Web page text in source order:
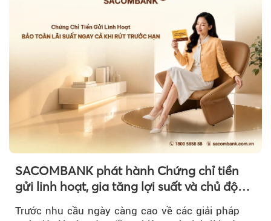
SACOMBANK phát hành Chứng chỉ tiền
gửi linh hoạt, gia tăng lợi suất và chủ động
nguồn vốn cho khách hàng
Trước nhu cầu ngày càng cao về các giải pháp